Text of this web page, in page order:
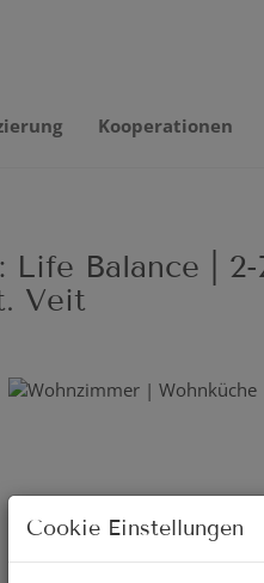
Kooperationen
Life Balance |
Veit
Cookie Einstellungen